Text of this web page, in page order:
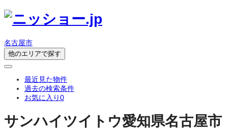
名古屋市
他のエリアで探す
最近見た物件
過去の検索条件
お気に入り0
サンハイツイトウ愛知県名古屋市